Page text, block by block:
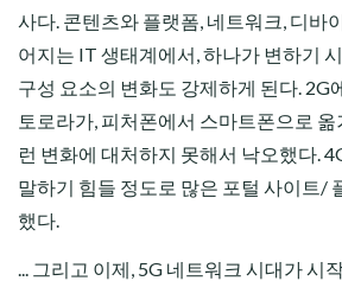
사다. 콘텐츠와 플랫폼, 네트워크, 디바
어지는 IT 생태계에서, 하나가 변하기
구성 요소의 변화도 강제하게 된다. 2G
토로라가, 피처폰에서 스마트폰으로
런 변화에 대처하지 못해서 낙오했다.
말하기 힘들 정도로 많은 포털 사이트/
했다.
... 그리고 이제, 5G 네트워크 시대가 시